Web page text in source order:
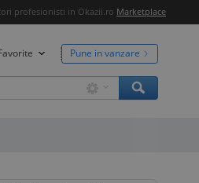
profesionisti in Okazii.ro Marketplace
Pune in vanzare